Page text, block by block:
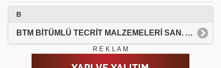
B
BTM BİTÜMLÜ TECRİT MALZEMELERİ SAN. A.Ş.
R E K L A M